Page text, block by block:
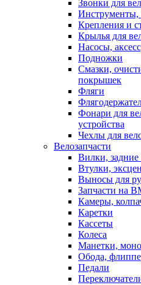
Звонки для
Инструменты,
Крепления и
Крылья для
Насосы,
Подножки
Смазки,
покрышек
Фляги
Фонари для
устройства
Чехлы для
Велозапчасти
Вилки, задние
Втулки,
Выносы для
Запчасти на
Камеры,
Каретки
Кассеты
Колеса
Манетки,
Обода,
Педали